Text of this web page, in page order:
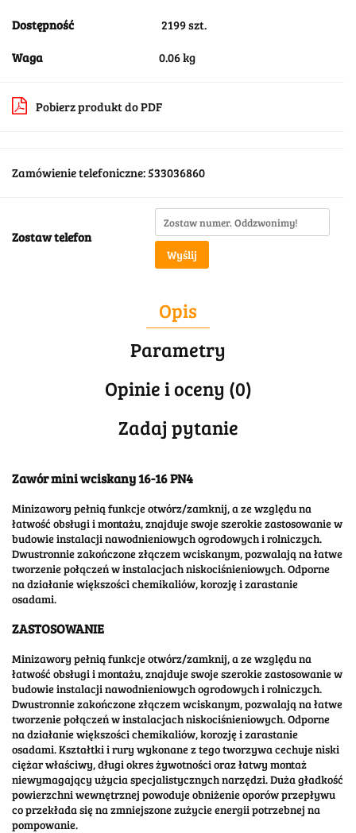
Dostępność 2199szt.
Waga 0.06 kg
Pobierz produkt do PDF
Zamówienie telefoniczne: 533036860
Zostaw telefon
Wyślij
Opis
Parametry
Opinie i oceny (0)
Zadaj pytanie
Zawór mini wciskany 16-16 PN4
Minizawory pełnią funkcje otwórz/zamknij, a ze względu na
łatwość obsługi i montażu, znajduje swoje szerokie zastosowanie w
budowie instalacji nawodnieniowych ogrodowych i rolniczych.
Dwustronnie zakończone złączem wciskanym, pozwalają na łatwe
tworzenie połączeń w instalacjach niskociśnieniowych. Odporne
na działanie większości chemikaliów, korozję i zarastanie
osadami.
ZASTOSOWANIE
Minizawory pełnią funkcje otwórz/zamknij, a ze względu na
łatwość obsługi i montażu, znajduje swoje szerokie zastosowanie w
budowie instalacji nawodnieniowych ogrodowych i rolniczych.
Dwustronnie zakończone złączem wciskanym, pozwalają na łatwe
tworzenie połączeń w instalacjach niskociśnieniowych. Odporne
na działanie większości chemikaliów, korozję i zarastanie
osadami. Kształtki i rury wykonane z tego tworzywa cechuje niski
ciężar właściwy, długi okres żywotności oraz łatwy montaż
niewymagający użycia specjalistycznych narzędzi. Duża gładkość
powierzchni wewnętrznej powoduje obniżenie oporów przepływu
co przekłada się na zmniejszone zużycie energii potrzebnej na
pompowanie.